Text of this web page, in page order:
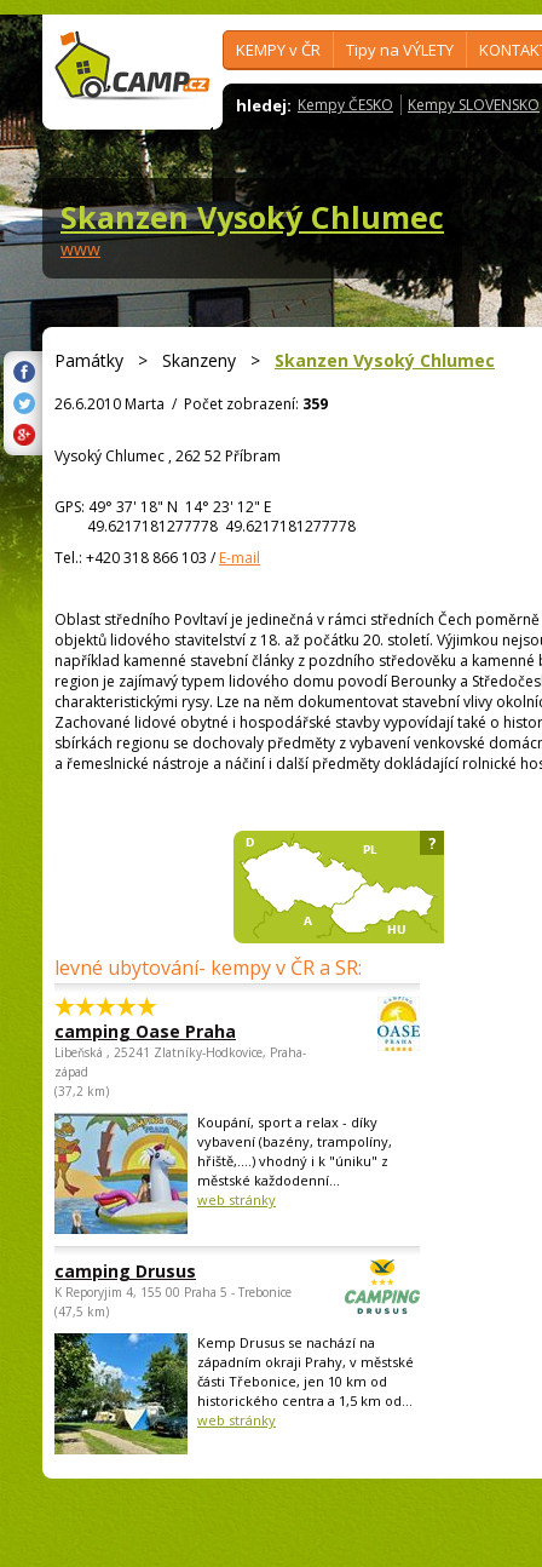
KEMPY v ČR Tipy na VÝLETY
hledej: Kempy ČESKO Kempy SLOVENSKO
Skanzen Vysoký Chlumec
www
Památky > Skanzeny > Skanzen Vysoký Chlumec
26.6.2010 Marta / Počet zobrazení: 359
Vysoký Chlumec , 262 52 Příbram
GPS: 49° 37' 18" N 14° 23' 12" E
49.6217181277778 49.6217181277778
Tel.: +420 318 866 103 /E-mail
Oblast středního Povltaví je jedinečná v rámci středních Čech
objektů lidového stavitelství z 18. až počátku 20. století. Výjimkou
například kamenné stavební články z pozdního středověku a kamenné
region je zajímavý typem lidového domu povodí Berounky a
charakteristickými rysy. Lze na něm dokumentovat stavební vlivy
Zachované lidové obytné i hospodářské stavby vypovídají také o
sbírkách regionu se dochovaly předměty z vybavení venkovské
a řemeslnické nástroje a náčiní i další předměty dokládající rolnické
levné ubytování- kempy v ČR a SR:
camping Oase Praha
Libeňská , 25241 Zlatníky-Hodkovice, Praha-
západ
(37,2 km)
Koupání, sport a relax - díky
vybavení (bazény, trampolíny,
hřiště,....) vhodný i k "úniku" z
městské každodenní...
web stránky
camping Drusus
K Reporyjim 4, 155 00 Praha 5 - Trebonice
(47,5 km)
Kemp Drusus se nachází na
západním okraji Prahy, v městské
části Třebonice, jen 10 km od
historického centra a 1,5 km od...
web stránky
?